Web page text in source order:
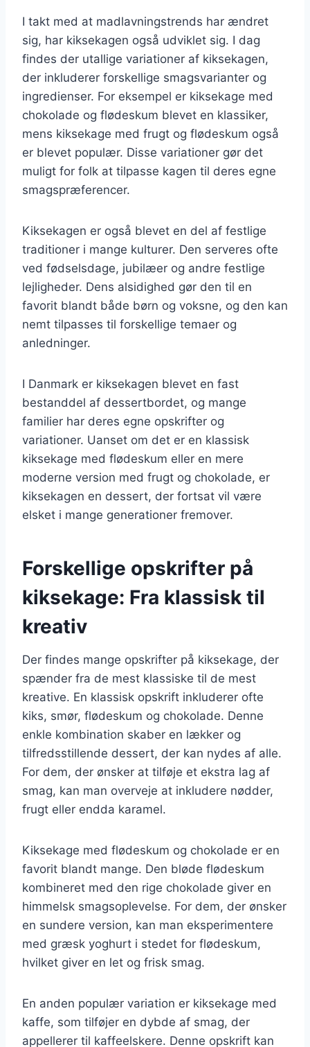
I takt med at madlavningstrends har ændret
sig, har kiksekagen også udviklet sig. I dag
findes der utallige variationer af kiksekagen,
der inkluderer forskellige smagsvarianter og
ingredienser. For eksempel er kiksekage med
chokolade og flødeskum blevet en klassiker,
mens kiksekage med frugt og flødeskum også
er blevet populær. Disse variationer gør det
muligt for folk at tilpasse kagen til deres egne
smagspræferencer.
Kiksekagen er også blevet en del af festlige
traditioner i mange kulturer. Den serveres ofte
ved fødselsdage, jubilæer og andre festlige
lejligheder. Dens alsidighed gør den til en
favorit blandt både børn og voksne, og den kan
nemt tilpasses til forskellige temaer og
anledninger.
I Danmark er kiksekagen blevet en fast
bestanddel af dessertbordet, og mange
familier har deres egne opskrifter og
variationer. Uanset om det er en klassisk
kiksekage med flødeskum eller en mere
moderne version med frugt og chokolade, er
kiksekagen en dessert, der fortsat vil være
elsket i mange generationer fremover.
Forskellige opskrifter på
kiksekage: Fra klassisk til
kreativ
Der findes mange opskrifter på kiksekage, der
spænder fra de mest klassiske til de mest
kreative. En klassisk opskrift inkluderer ofte
kiks, smør, flødeskum og chokolade. Denne
enkle kombination skaber en lækker og
tilfredsstillende dessert, der kan nydes af alle.
For dem, der ønsker at tilføje et ekstra lag af
smag, kan man overveje at inkludere nødder,
frugt eller endda karamel.
Kiksekage med flødeskum og chokolade er en
favorit blandt mange. Den bløde flødeskum
kombineret med den rige chokolade giver en
himmelsk smagsoplevelse. For dem, der ønsker
en sundere version, kan man eksperimentere
med græsk yoghurt i stedet for flødeskum,
hvilket giver en let og frisk smag.
En anden populær variation er kiksekage med
kaffe, som tilføjer en dybde af smag, der
appellerer til kaffeelskere. Denne opskrift kan